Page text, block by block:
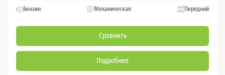
Бензин Механическая Передний
Сравнить
Подробнее